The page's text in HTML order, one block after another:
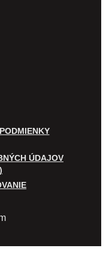
ÚDAJOV